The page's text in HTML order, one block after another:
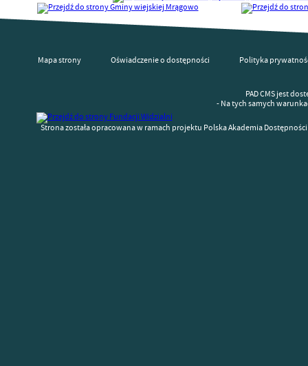
Mapa strony Oświadczenie o dostępności Polityka
PAD CMS jest
- Na tych samych
Strona została opracowana w ramach projektu Polska Akademia